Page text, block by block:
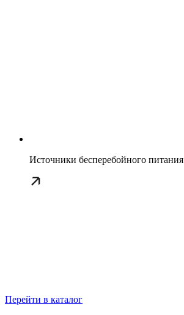
Источники бесперебойного питания
Перейти в каталог